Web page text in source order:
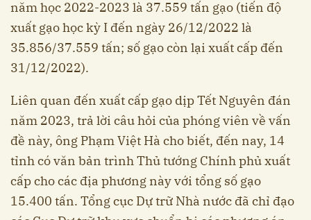
năm học 2022-2023 là 37.559 tấn gạo (tiến độ
xuất gạo học kỳ I đến ngày 26/12/2022 là
35.856/37.559 tấn; số gạo còn lại xuất cấp đến
31/12/2022).
Liên quan đến xuất cấp gạo dịp Tết Nguyên đán
năm 2023, trả lời câu hỏi của phóng viên về vấn
đề này, ông Phạm Việt Hà cho biết, đến nay, 14
tỉnh có văn bản trình Thủ tướng Chính phủ xuất
cấp cho các địa phương này với tổng số gạo
15.400 tấn. Tổng cục Dự trữ Nhà nước đã chỉ đạo